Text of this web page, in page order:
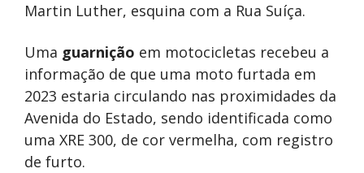
Martin Luther, esquina com a Rua Suíça.
Uma guarnição em motocicletas recebeu a
informação de que uma moto furtada em
2023 estaria circulando nas proximidades da
Avenida do Estado, sendo identificada como
uma XRE 300, de cor vermelha, com registro
de furto.